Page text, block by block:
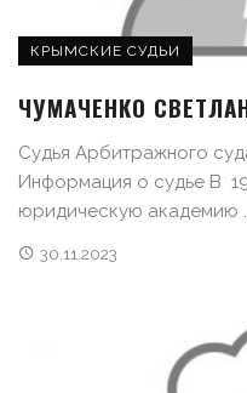
КРЫМСКИЕ СУДЬИ
ЧУМАЧЕНКО
Судья Арбитражного
Информация о судье В
юридическую академию ...
30.11.2023